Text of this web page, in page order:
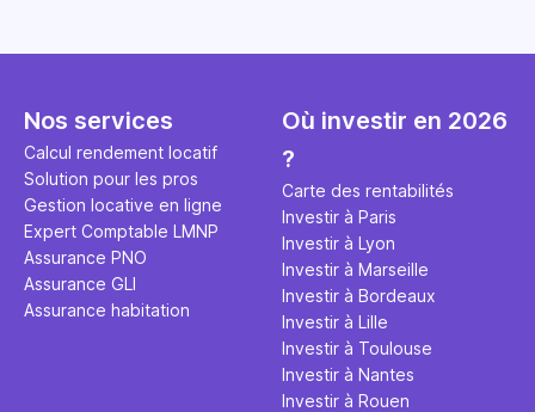
surtout si
taux
article.
Nos services
Calcul rendement locatif
Solution pour les pros
Gestion locative en ligne
Expert Comptable LMNP
Assurance PNO
Assurance GLI
Assurance habitation
Où investir en 2026
?
Carte des rentabilités
Investir à Paris
Investir à Lyon
Investir à Marseille
Investir à Bordeaux
Investir à Lille
Investir à Toulouse
Investir à Nantes
Investir à Rouen